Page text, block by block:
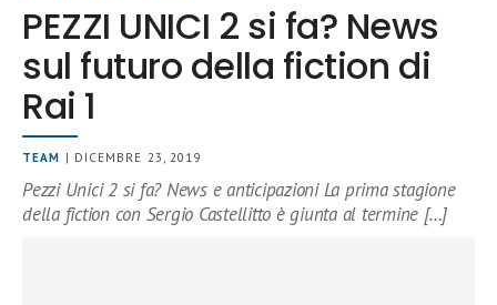
PEZZI UNICI 2 si fa? News
sul futuro della fiction di
Rai 1
TEAM | DICEMBRE 23, 2019
Pezzi Unici 2 si fa? News e anticipazioni La prima stagione
della fiction con Sergio Castellitto è giunta al termine […]